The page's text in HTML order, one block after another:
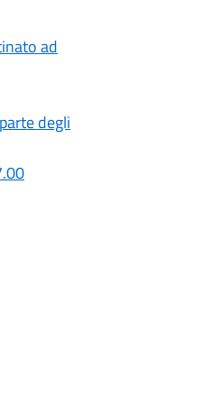
ad
degli